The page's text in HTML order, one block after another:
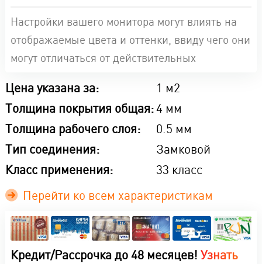
Настройки вашего монитора могут влиять на
отображаемые цвета и оттенки, ввиду чего они
могут отличаться от действительных
Цена указана за:
1 м2
Толщина покрытия общая:4 мм
Толщина рабочего слоя:
0.5 мм
Тип соединения:
Замковой
Класс применения:
33 класс
Перейти ко всем характеристикам
Кредит/Рассрочка до 48 месяцев! Узнать